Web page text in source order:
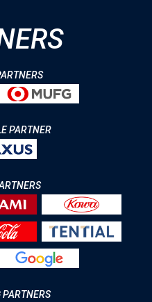
PARTNER
PARTNERS